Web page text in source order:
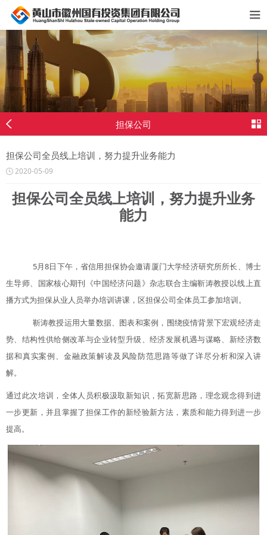
担保公司
担保公司全员线上培训，努力提升业务能力
2020-05-09
担保公司全员线上培训，努力提升业务
能力
5月8日下午，省信用担保协会邀请厦门大学经济研究所所长、博士
生导师、国家核心期刊《中国经济问题》杂志联合主编靳涛教授以线上直
播方式为担保从业人员举办培训讲课，区担保公司全体员工参加培训。
靳涛教授运用大量数据、图表和案例，围绕疫情背景下宏观经济走
势、结构性供给侧改革与企业转型升级、经济发展机遇与谋略、新经济数
据和真实案例、金融政策解读及风险防范思路等做了详尽分析和深入讲
解。
通过此次培训，全体人员积极汲取新知识，拓宽新思路，理念观念得到进
一步更新，并且掌握了担保工作的新经验新方法，素质和能力得到进一步
提高。